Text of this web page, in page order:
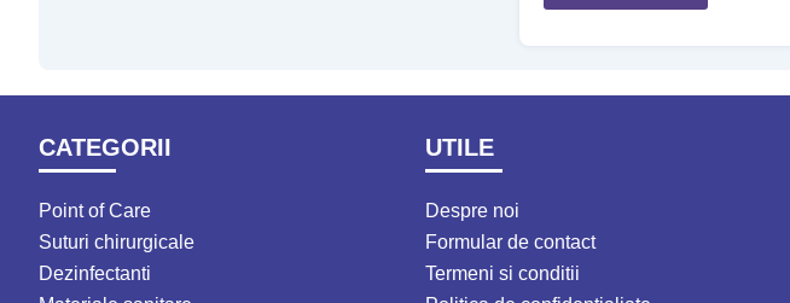
CATEGORII
Point of Care
Suturi chirurgicale
Dezinfectanti
UTILE
Despre noi
Formular de contact
Termeni si conditii